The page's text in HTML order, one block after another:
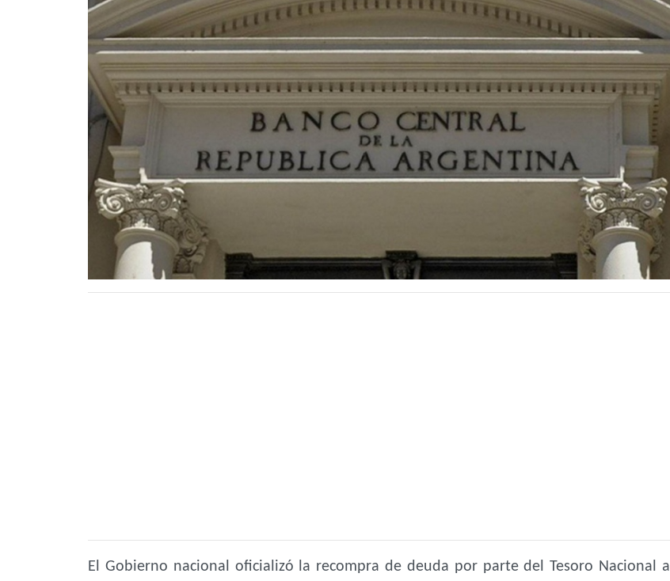
El Gobierno nacional oficializó la recompra de deuda por parte del Tesoro Nacional al